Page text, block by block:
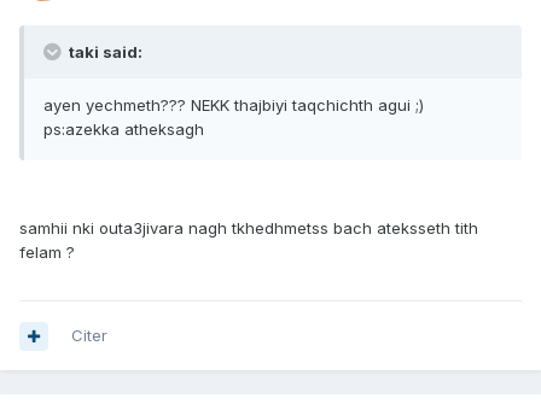
taki said:
ayen yechmeth??? NEKK thajbiyi taqchichth agui ;)
ps:azekka atheksagh
samhii nki outa3jivara nagh tkhedhmetss bach ateksseth tith
felam ?
Citer